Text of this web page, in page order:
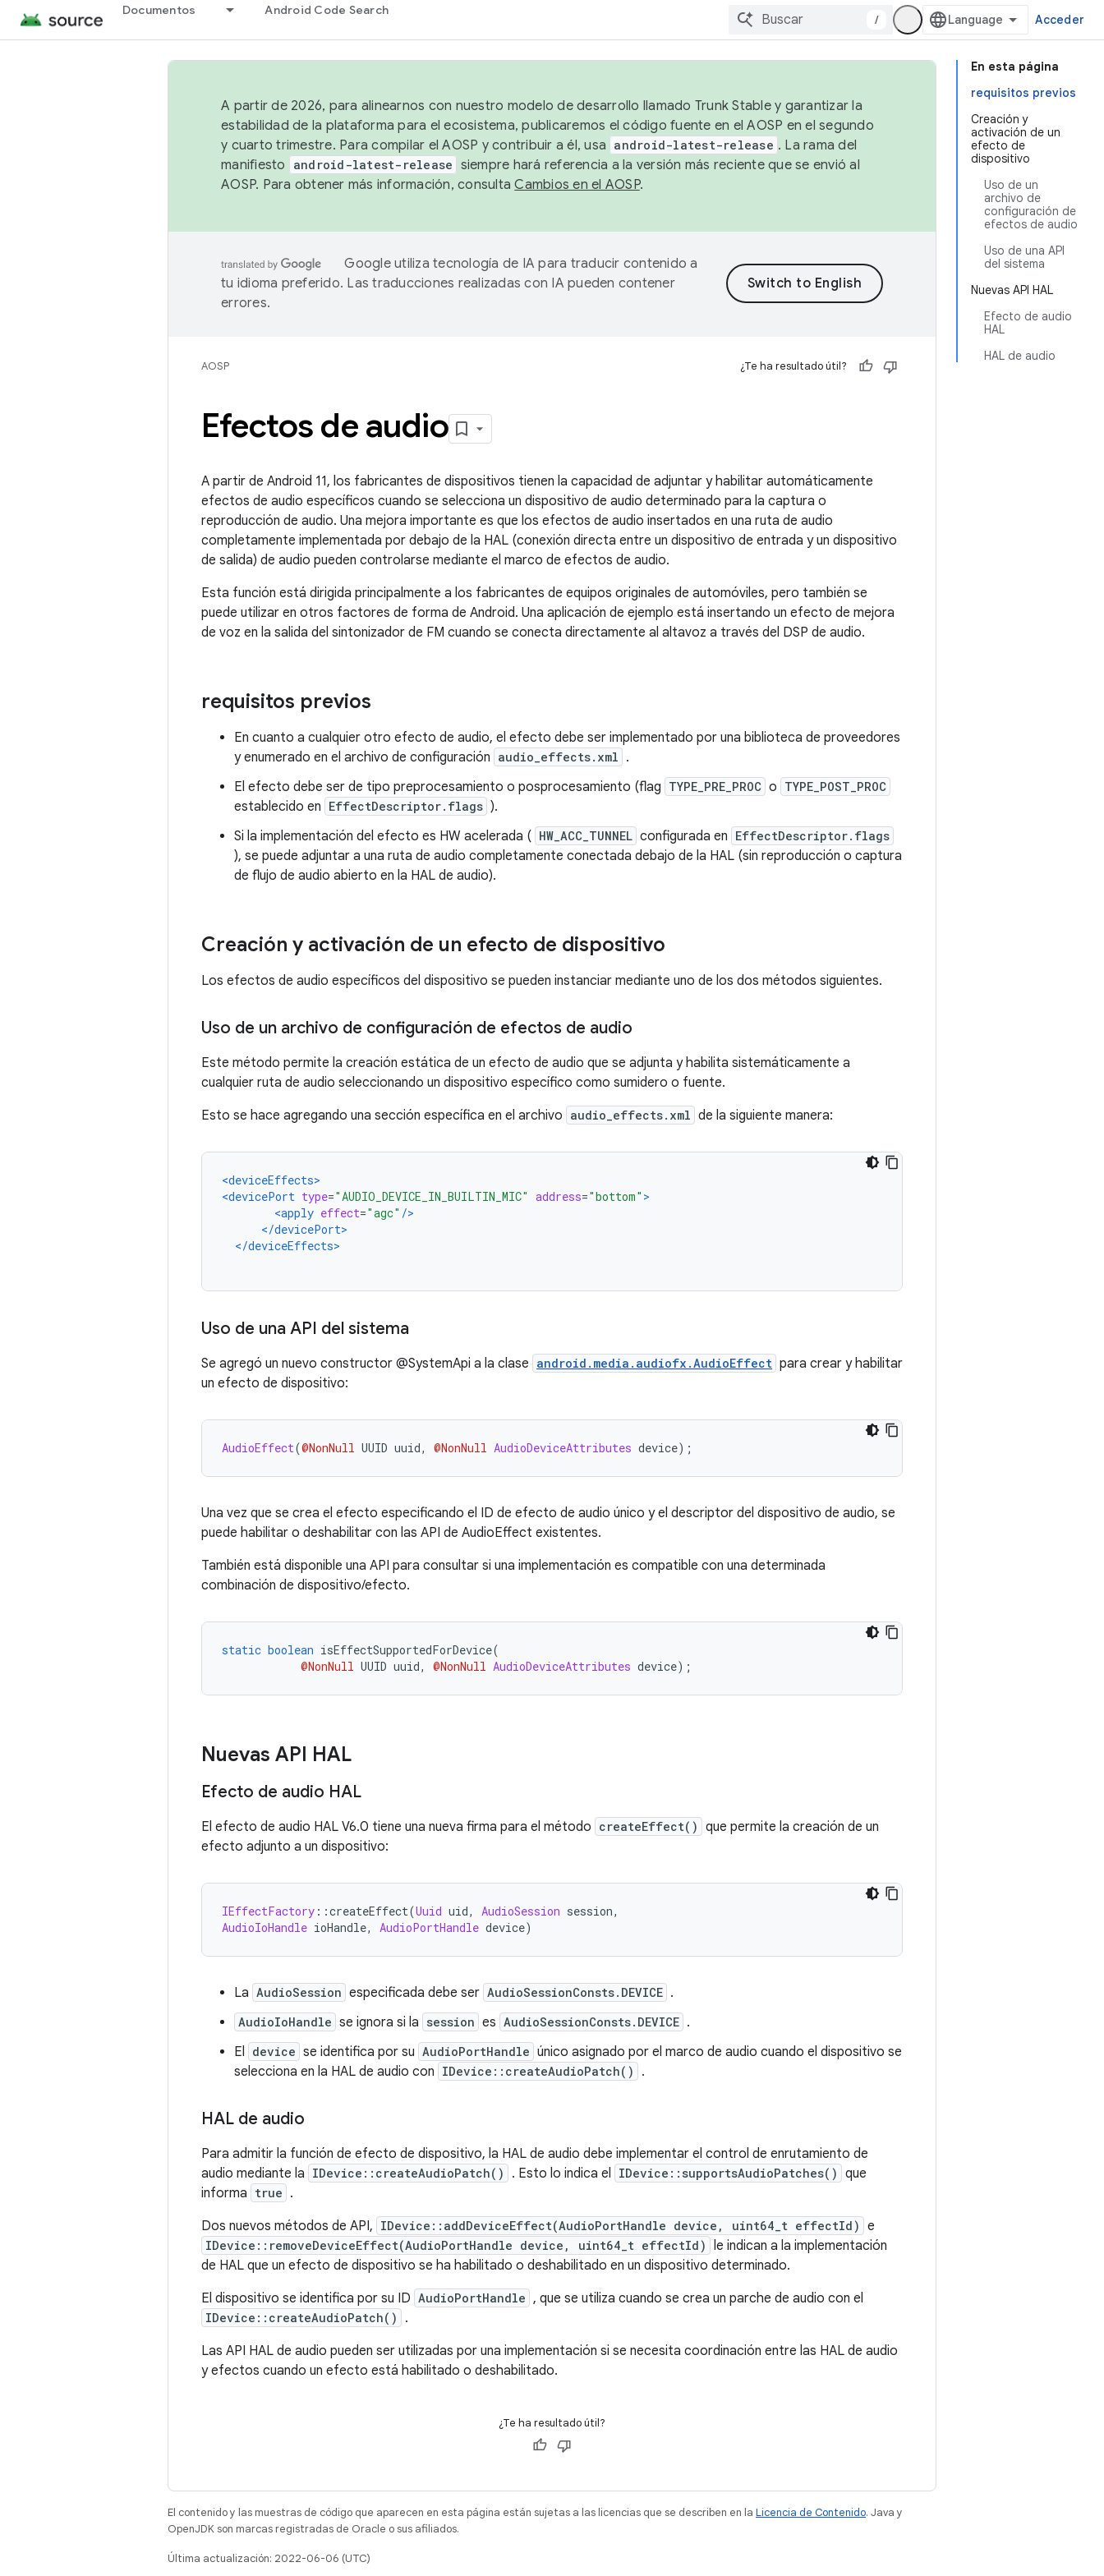
Documentos Android Code Search
/ Acceder
En esta página
requisitos previos
Creación y
activación de un
efecto de
dispositivo
Uso de un
archivo de
configuración de
efectos de audio
Uso de una API
del sistema
Nuevas API HAL
Efecto de audio
HAL
HAL de audio
A partir de 2026, para alinearnos con nuestro modelo de desarrollo llamado Trunk Stable y garantizar la
estabilidad de la plataforma para el ecosistema, publicaremos el código fuente en el AOSP en el segundo
y cuarto trimestre. Para compilar el AOSP y contribuir a él, usa android-latest-release . La rama del
manifiesto
android-latest-release siempre hará referencia a la versión más reciente que se envió al
AOSP. Para obtener más información, consultaCambios en el AOSP.
Google utiliza tecnología de IA para traducir contenido a
tu idioma preferido. Las traducciones realizadas con IA pueden contener
errores.
AOSP ¿Te ha resultado útil?
Efectos de audio
A partir de Android 11, los fabricantes de dispositivos tienen la capacidad de adjuntar y habilitar automáticamente
efectos de audio específicos cuando se selecciona un dispositivo de audio determinado para la captura o
reproducción de audio. Una mejora importante es que los efectos de audio insertados en una ruta de audio
completamente implementada por debajo de la HAL (conexión directa entre un dispositivo de entrada y un dispositivo
de salida) de audio pueden controlarse mediante el marco de efectos de audio.
Esta función está dirigida principalmente a los fabricantes de equipos originales de automóviles, pero también se
puede utilizar en otros factores de forma de Android. Una aplicación de ejemplo está insertando un efecto de mejora
de voz en la salida del sintonizador de FM cuando se conecta directamente al altavoz a través del DSP de audio.
requisitos previos
En cuanto a cualquier otro efecto de audio, el efecto debe ser implementado por una biblioteca de proveedores
y enumerado en el archivo de configuración audio_effects.xml .
El efecto debe ser de tipo preprocesamiento o posprocesamiento (flag TYPE_PRE_PROC o TYPE_POST_PROC
establecido en EffectDescriptor.flags ).
Si la implementación del efecto es HW acelerada ( HW_ACC_TUNNEL configurada en EffectDescriptor.flags
), se puede adjuntar a una ruta de audio completamente conectada debajo de la HAL (sin reproducción o captura
de flujo de audio abierto en la HAL de audio).
Creación y activación de un efecto de dispositivo
Los efectos de audio específicos del dispositivo se pueden instanciar mediante uno de los dos métodos siguientes.
Uso de un archivo de configuración de efectos de audio
Este método permite la creación estática de un efecto de audio que se adjunta y habilita sistemáticamente a
cualquier ruta de audio seleccionando un dispositivo específico como sumidero o fuente.
Esto se hace agregando una sección específica en el archivo audio_effects.xml de la siguiente manera:
<deviceEffects>
<devicePort type="AUDIO_DEVICE_IN_BUILTIN_MIC" address="bottom" >
<apply effect="agc" />
</devicePort>
</deviceEffects>
Uso de una API del sistema
Se agregó un nuevo constructor @SystemApi a la clase android.media.audiofx.AudioEffect para crear y habilitar
un efecto de dispositivo:
AudioEffect(@NonNull UUID uuid, @NonNull AudioDeviceAttributes device);
Una vez que se crea el efecto especificando el ID de efecto de audio único y el descriptor del dispositivo de audio, se
puede habilitar o deshabilitar con las API de AudioEffect existentes.
También está disponible una API para consultar si una implementación es compatible con una determinada
combinación de dispositivo/efecto.
static boolean isEffectSupportedForDevice(
@NonNull UUID uuid, @NonNull AudioDeviceAttributes device);
Nuevas API HAL
Efecto de audio HAL
El efecto de audio HAL V6.0 tiene una nueva firma para el método createEffect() que permite la creación de un
efecto adjunto a un dispositivo:
IEffectFactory ::createEffect(Uuid uid, AudioSession session,
AudioIoHandle ioHandle, AudioPortHandle device)
La AudioSession especificada debe ser AudioSessionConsts.DEVICE .
AudioIoHandle se ignora si la session es AudioSessionConsts.DEVICE .
El device se identifica por su AudioPortHandle único asignado por el marco de audio cuando el dispositivo se
selecciona en la HAL de audio con IDevice::createAudioPatch() .
HAL de audio
Para admitir la función de efecto de dispositivo, la HAL de audio debe implementar el control de enrutamiento de
audio mediante la IDevice::createAudioPatch() . Esto lo indica el IDevice::supportsAudioPatches() que
informa true .
Dos nuevos métodos de API, IDevice::addDeviceEffect(AudioPortHandle device, uint64_t effectId) e
IDevice::removeDeviceEffect(AudioPortHandle device, uint64_t effectId) le indican a la implementación
de HAL que un efecto de dispositivo se ha habilitado o deshabilitado en un dispositivo determinado.
El dispositivo se identifica por su ID AudioPortHandle , que se utiliza cuando se crea un parche de audio con el
IDevice::createAudioPatch()
.
Las API HAL de audio pueden ser utilizadas por una implementación si se necesita coordinación entre las HAL de audio
y efectos cuando un efecto está habilitado o deshabilitado.
¿Te ha resultado útil?
El contenido y las muestras de código que aparecen en esta página están sujetas a las licencias que se describen en la Licencia de Contenido. Java y
OpenJDK son marcas registradas de Oracle o sus afiliados.
Última actualización: 2022-06-06 (UTC)